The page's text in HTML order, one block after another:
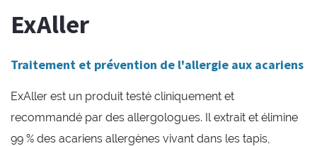
ExAller
Traitement et prévention de l'allergie aux acariens
ExAller est un produit testé cliniquement et
recommandé par des allergologues. Il extrait et élimine
99 % des acariens allergènes vivant dans les tapis,